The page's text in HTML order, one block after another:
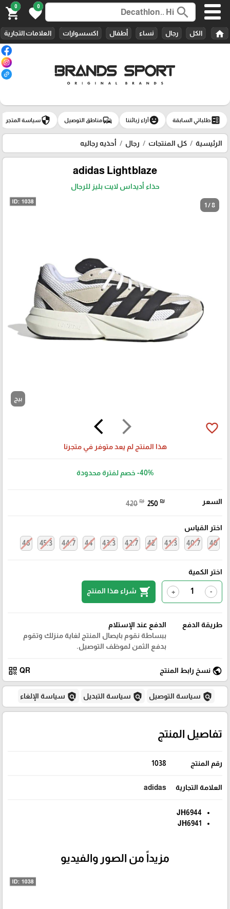
search
0
favorite
0
shopping_cart
home الكل رجال نساء أطفال اكسسوارات العلامات التجارية
ballotطلباتي السابقة emoji_emotionsآراء زبائننا commuteمناطق التوصيل securityسياسة المتجر
الرئيسية كل المنتجات رجال أحذيه رجاليه
adidas Lightblaze
حذاء أديداس لايت بليز للرجال
1 / 8
بيج
arrow_forward_ios
arrow_back_ios favorite_border
هذا المنتج لم يعد متوفر في متجرنا
-40% خصم لفترة محدودة
السعر 420 ₪ 250 ₪
اختر القياس
40
40.7
41.3
42
42.7
43.3
44
44.7
45.3
46
اختر الكمية
-
+
shopping_cart شراء هذا المنتج
طريقة الدفع
الدفع عند الإستلام
ببساطة نقوم بايصال المنتج لغاية منزلك وتقوم
بدفع الثمن لموظف التوصيل.
public نسخ رابط المنتج QR
qr_code
policy سياسة التوصيل policy سياسة التبديل policy سياسة الإلغاء
تفاصيل المنتج
رقم المنتج 1038
العلامة التجارية adidas
JH6944
JH6941
مزيداً من الصور والفيديو